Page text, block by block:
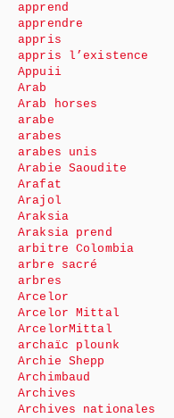
apprend
apprendre
appris
appris l’existence
Appuii
Arab
Arab horses
arabe
arabes
arabes unis
Arabie Saoudite
Arafat
Arajol
Araksia
Araksia prend
arbitre Colombia
arbre sacré
arbres
Arcelor
Arcelor Mittal
ArcelorMittal
archaïc plounk
Archie Shepp
Archimbaud
Archives
Archives nationales